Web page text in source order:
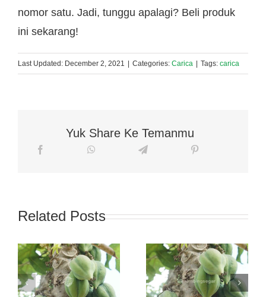
nomor satu. Jadi, tunggu apalagi? Beli produk
ini sekarang!
Last Updated: December 2, 2021 | Categories: Carica | Tags: carica
Yuk Share Ke Temanmu
Related Posts